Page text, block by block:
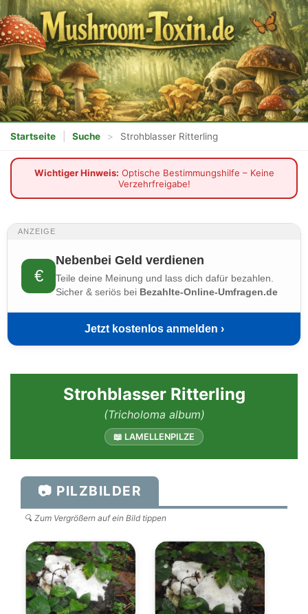
Startseite Suche > Strohblasser Ritterling
Wichtiger Hinweis: Optische Bestimmungshilfe – Keine
Verzehrfreigabe!
ANZEIGE
€
Nebenbei Geld verdienen
Teile deine Meinung und lass dich dafür bezahlen.
Sicher & seriös bei Bezahlte-Online-Umfragen.de
Jetzt kostenlos anmelden ›
Strohblasser Ritterling
(Tricholoma album)
📖 LAMELLENPILZE
📷 PILZBILDER
🔍 Zum Vergrößern auf ein Bild tippen